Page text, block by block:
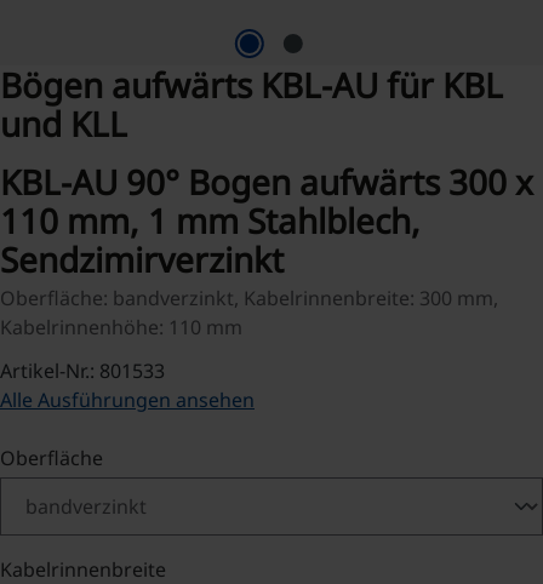
Bögen aufwärts KBL-AU für KBL
und KLL
KBL-AU 90° Bogen aufwärts 300 x
110 mm, 1 mm Stahlblech,
Sendzimirverzinkt
Oberfläche: bandverzinkt, Kabelrinnenbreite: 300 mm,
Kabelrinnenhöhe: 110 mm
Artikel-Nr.: 801533
Alle Ausführungen ansehen
Oberfläche
Kabelrinnenbreite